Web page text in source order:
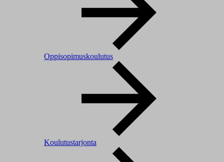
Oppisopimuskoulutus
Koulutustarjonta